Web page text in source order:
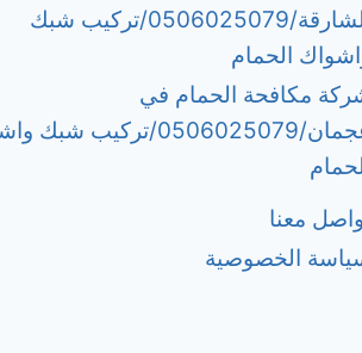
الشارقة/0506025079/تركيب شبك
الحمام
مكافحة الحمام في
عجمان/0506025079/تركيب
معنا
الخصوصية